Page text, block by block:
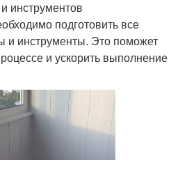
инструментов
подготовить все
и инструменты. Это поможет
и ускорить выполнение